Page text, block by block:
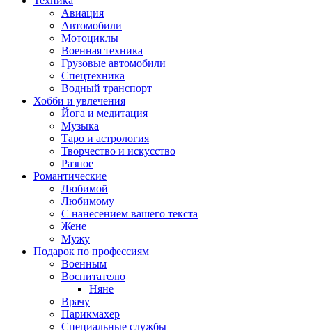
Авиация
Автомобили
Мотоциклы
Военная техника
Грузовые автомобили
Спецтехника
Водный транспорт
Хобби и увлечения
Йога и медитация
Музыка
Таро и астрология
Творчество и искусство
Разное
Романтические
Любимой
Любимому
С нанесением вашего текста
Жене
Мужу
Подарок по профессиям
Военным
Воспитателю
Няне
Врачу
Парикмахер
Специальные службы